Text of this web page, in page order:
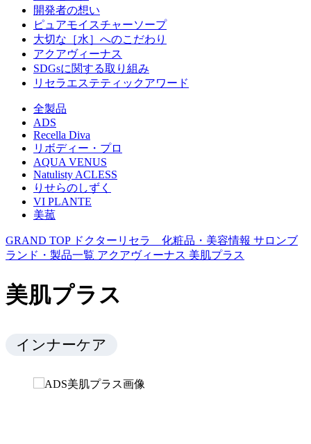
開発者の想い
ピュアモイスチャーソープ
大切な［水］へのこだわり
アクアヴィーナス
SDGsに関する取り組み
リセラエステティックアワード
全製品
ADS
Recella Diva
リボディー・プロ
AQUA VENUS
Natulisty ACLESS
りせらのしずく
VI PLANTE
美菰
GRAND TOP ドクターリセラ 化粧品・美容情報 サロンブ
ランド・製品一覧 アクアヴィーナス 美肌プラス
美肌プラス
インナーケア